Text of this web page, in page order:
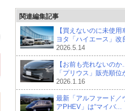
関連編集記事
【買えないのに未使用
ヨタ「ハイエース」改
2026.5.14
【お前も売れないの
「プリウス」販売順位
2026.1.16
最新「アルファード／
アPHEV」は“マイバ...